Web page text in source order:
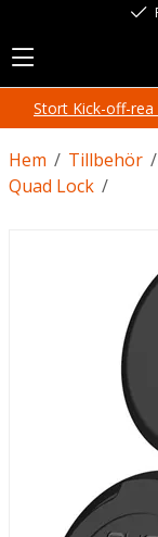
Stort Kick-off-rea
/
Hem /
Tillbehör
/
Quad Lock